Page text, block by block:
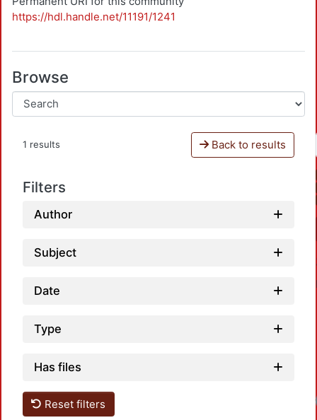
https://hdl.handle.net/11191/1241
Browse
1 results Back to results
Filters
Author
Subject
Date
Type
Has files
Reset filters